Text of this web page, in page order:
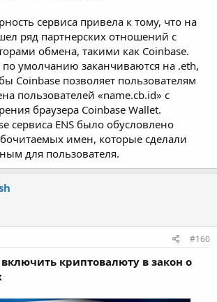
сервиса привела к тому, что на
ряд партнерских отношений с
обмена, такими как Coinbase.
по умолчанию заканчиваются на .eth,
Coinbase позволяет пользователям
пользователей «name.cb.id» с
браузера Coinbase Wallet.
сервиса ENS было обусловлено
имен, которые сделали
для пользователя.
#160
криптовалюту в закон о